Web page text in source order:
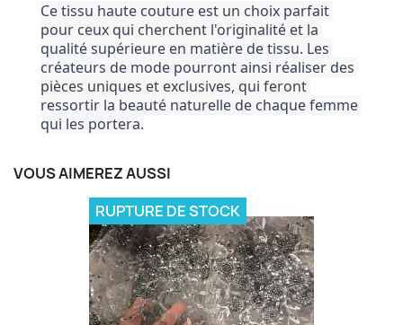
Ce tissu haute couture est un choix parfait
pour ceux qui cherchent l'originalité et la
qualité supérieure en matière de tissu. Les
créateurs de mode pourront ainsi réaliser des
pièces uniques et exclusives, qui feront
ressortir la beauté naturelle de chaque femme
qui les portera.
VOUS AIMEREZ AUSSI
RUPTURE DE STOCK